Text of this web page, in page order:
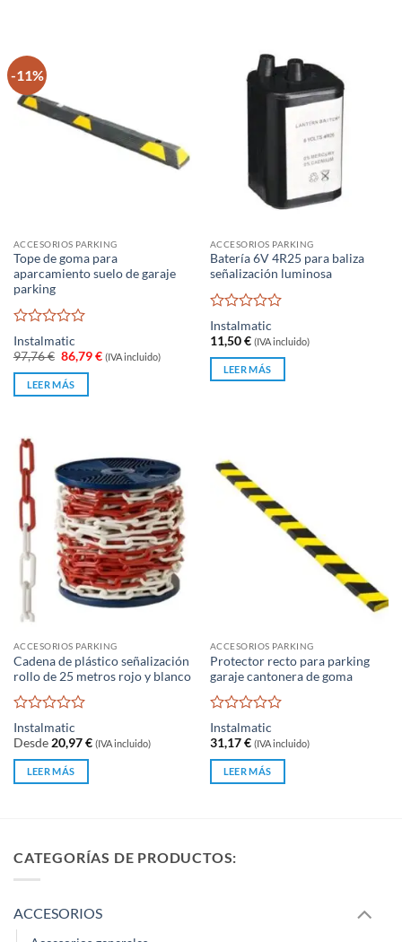
-11%
ACCESORIOS PARKING
Tope de goma para
aparcamiento suelo de garaje
parking
Valorado
con
0
5
Instalmatic
97,76€ El
precio
original
era:
86,79€El
precio
(IVA incluido)
LEER MÁS
ACCESORIOS PARKING
Batería 6V 4R25 para baliza
señalización luminosa
Valorado
con
0
5
Instalmatic
11,50€ (IVA incluido)
LEER MÁS
ACCESORIOS PARKING
Cadena de plástico señalización
rollo de 25 metros rojo y blanco
Valorado
con
0
5
Instalmatic
Desde 20,97€ (IVA incluido)
LEER MÁS
ACCESORIOS PARKING
Protector recto para parking
garaje cantonera de goma
Valorado
con
0
5
Instalmatic
31,17€ (IVA incluido)
LEER MÁS
CATEGORÍAS DE PRODUCTOS:
ACCESORIOS